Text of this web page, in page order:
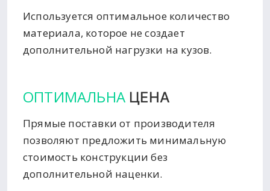
Используется оптимальное количество
материала, которое не создает
дополнительной нагрузки на кузов.
ОПТИМАЛЬНА ЦЕНА
Прямые поставки от производителя
позволяют предложить минимальную
стоимость конструкции без
дополнительной наценки.